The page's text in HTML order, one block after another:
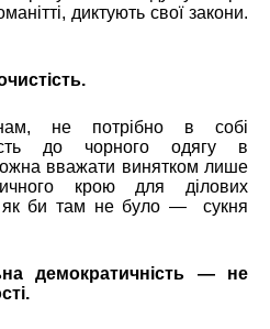
диктують свої закони.
не потрібно в собі
до чорного одягу в
вважати винятком лише
крою для ділових
як би там не було — сукня
демократичність — не